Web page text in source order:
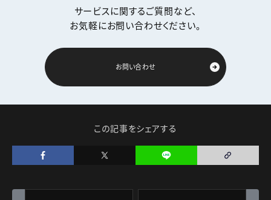
サービスに関するご質問など、
お気軽にお問い合わせください。
お問い合わせ
この記事をシェアする